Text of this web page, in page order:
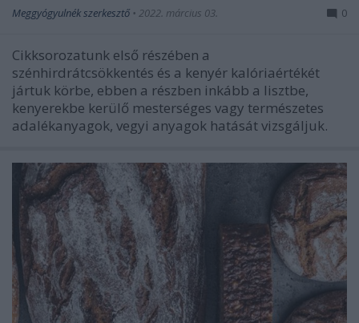
Meggyógyulnék szerkesztő • 2022. március 03. 0
Cikksorozatunk első részében a
szénhirdrátcsökkentés és a kenyér kalóriaértékét
jártuk körbe, ebben a részben inkább a lisztbe,
kenyerekbe kerülő mesterséges vagy természetes
adalékanyagok, vegyi anyagok hatását vizsgáljuk.